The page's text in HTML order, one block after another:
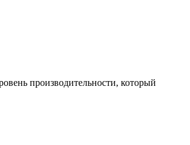
производительности, который